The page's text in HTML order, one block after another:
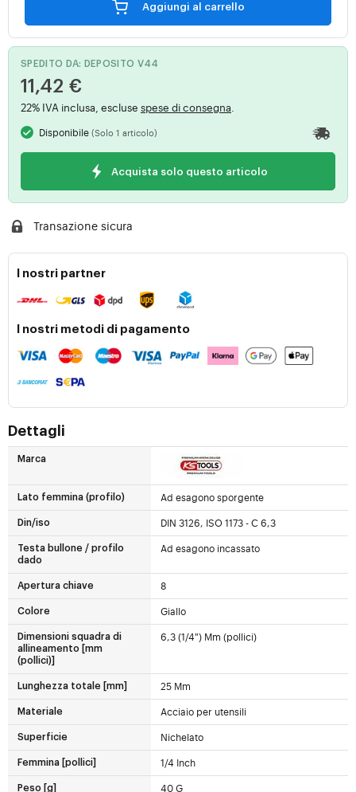
Aggiungi al carrello
SPEDITO DA: DEPOSITO V44
11,42 €
22% IVA inclusa, escluse spese di consegna
Disponibile(Solo 1 articolo)
Acquista solo questo articolo
Transazione sicura
I nostri partner
I nostri metodi di pagamento
Dettagli
Marca
Lato femmina (profilo) Ad esagono sporgente
Din/iso DIN 3126, ISO 1173 - C 6,3
Testa bullone / profilo
dado
Ad esagono incassato
Apertura chiave 8
Colore Giallo
Dimensioni squadra di
allineamento [mm
(pollici)]
6,3 (1/4") Mm (pollici)
Lunghezza totale [mm] 25 Mm
Materiale Acciaio per utensili
Superficie Nichelato
Femmina [pollici] 1/4 Inch
Peso [g] 40 G